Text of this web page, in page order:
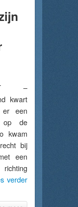
–
kwart
een
op de
kwam
bij
een
verder